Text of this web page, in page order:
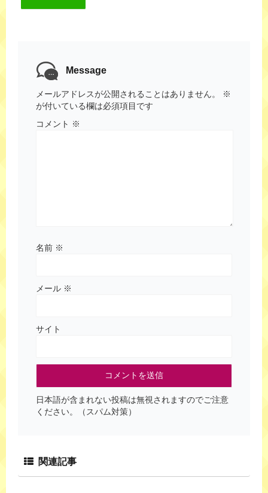
Message
メールアドレスが公開されることはありません。
※
が付いている欄は必須項目です
コメント ※
名前 ※
メール ※
サイト
日本語が含まれない投稿は無視されますのでご注意
ください。（スパム対策）
関連記事